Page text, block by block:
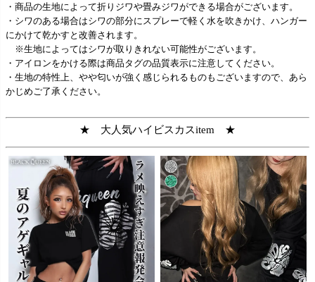
・商品の生地によって折りジワや畳みジワができる場合がございます。
・シワのある場合はシワの部分にスプレーで軽く水を吹きかけ、ハンガー
にかけて乾かすと改善されます。
※生地によってはシワが取りきれない可能性がございます。
・アイロンをかける際は商品タグの品質表示に注意してください。
・生地の特性上、やや匂いが強く感じられるものもございますので、あら
かじめご了承ください。
★ 大人気ハイビスカスitem ★